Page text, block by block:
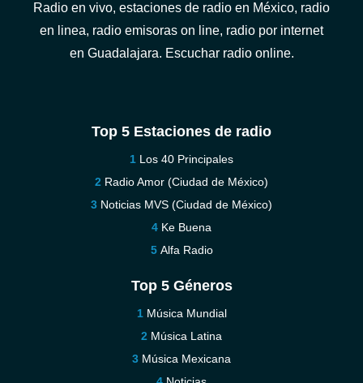
Radio en vivo, estaciones de radio en México, radio
en linea, radio emisoras on line, radio por internet
en Guadalajara. Escuchar radio online.
Top 5 Estaciones de radio
Los 40 Principales
Radio Amor (Ciudad de México)
Noticias MVS (Ciudad de México)
Ke Buena
Alfa Radio
Top 5 Géneros
Música Mundial
Música Latina
Música Mexicana